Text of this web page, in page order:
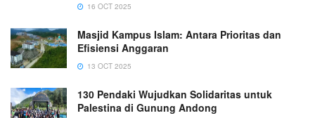
16 OCT 2025
Masjid Kampus Islam: Antara Prioritas dan
Efisiensi Anggaran
13 OCT 2025
130 Pendaki Wujudkan Solidaritas untuk
Palestina di Gunung Andong